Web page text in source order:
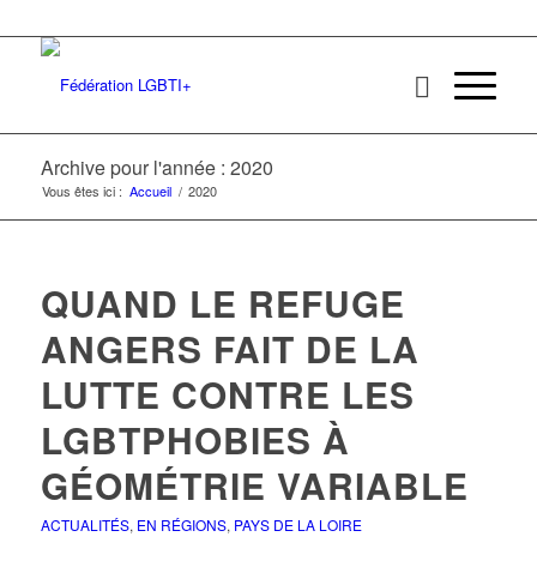
Archive pour l'année : 2020
Vous êtes ici : Accueil / 2020
QUAND LE REFUGE
ANGERS FAIT DE LA
LUTTE CONTRE LES
LGBTPHOBIES À
GÉOMÉTRIE VARIABLE
ACTUALITÉS, EN RÉGIONS, PAYS DE LA LOIRE